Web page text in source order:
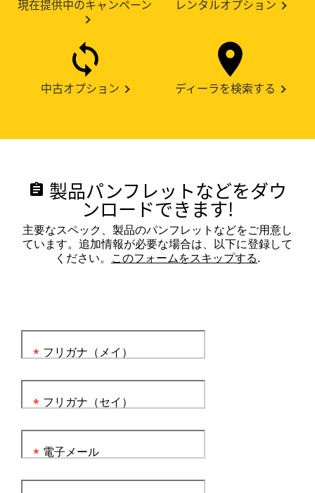
現在提供中のキャンペーン レンタルオプション
中古オプション ディーラを検索する
assignment 製品パンフレットなどをダウ
ンロードできます!
主要なスペック、製品のパンフレットなどをご用意し
ています。追加情報が必要な場合は、以下に登録して
ください。 このフォームをスキップする.
フリガナ（メイ）
*
フリガナ（セイ）
*
電子メール
*